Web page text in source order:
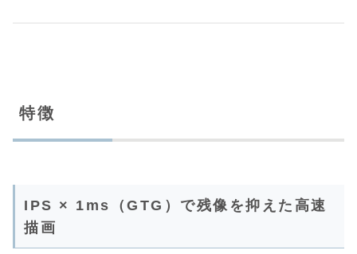
特徴
IPS × 1ms（GTG）で残像を抑えた高速
描画